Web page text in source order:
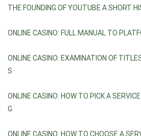
THE FOUNDING OF YOUTUBE A SHORT
ONLINE CASINO: FULL MANUAL TO
ONLINE CASINO: EXAMINATION OF
S
ONLINE CASINO: HOW TO PICK A
G
ONLINE CASINO: HOW TO CHOOSE A